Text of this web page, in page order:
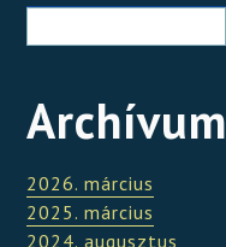
Archívum
2026. március
2025. március
2024. augusztus